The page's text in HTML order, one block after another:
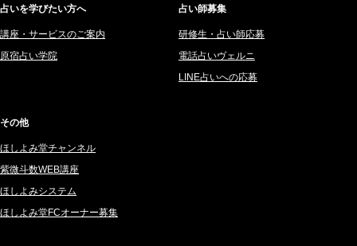
桜望巴千 (270)
綺咲みゆき (22)
比呂 酒井 (59)
ロザリン (157)
坂宮 鈴果 (82)
2024年12月 (57)
2024年11月 (38)
2024年10月 (36)
2024年9月 (39)
2024年8月 (45)
占いを学びたい方へ
講座・サービスのご案内
原宿占い学院
占い師募集
研修生・占い師応募
電話占いヴェルニ
LINE占いへの応募
その他
ほしよみ堂チャンネル
紫微斗数WEB講座
ほしよみシステム
ほしよみ堂FCオーナー募集